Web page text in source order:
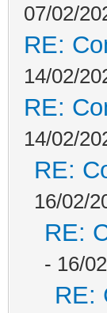
07/02/
RE:
14/02/
RE:
14/02/
RE:
16/02/
RE:
- 16/
RE: